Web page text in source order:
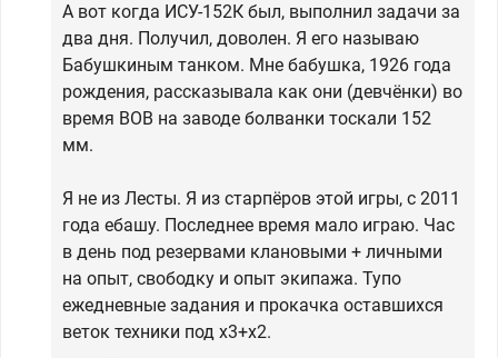
А вот когда ИСУ-152К был, выполнил задачи за
два дня. Получил, доволен. Я его называю
Бабушкиным танком. Мне бабушка, 1926 года
рождения, рассказывала как они (девчёнки) во
время ВОВ на заводе болванки тоскали 152
мм.
Я не из Лесты. Я из старпёров этой игры, с 2011
года ебашу. Последнее время мало играю. Час
в день под резервами клановыми + личными
на опыт, свободку и опыт экипажа. Тупо
ежедневные задания и прокачка оставшихся
веток техники под х3+х2.